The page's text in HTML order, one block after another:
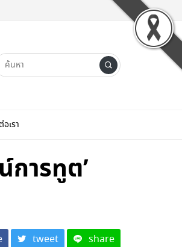
เรา
ารทูต’
tweet share